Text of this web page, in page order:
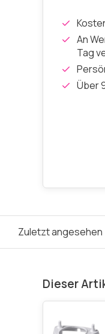
An
Tag
Über
Zuletzt angesehen
Dieser